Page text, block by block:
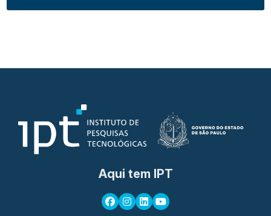
Aqui tem IPT